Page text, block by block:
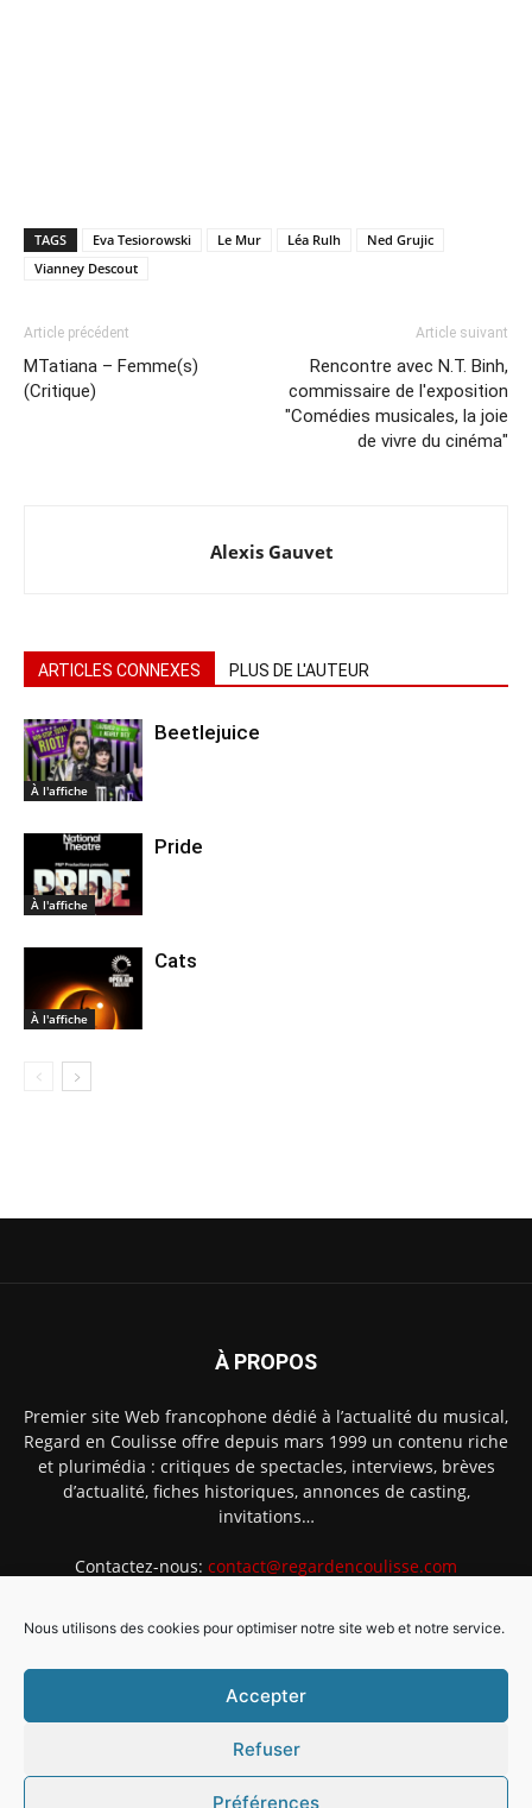
Nous utilisons des cookies pour optimiser notre site web et notre service.
Accepter
Refuser
Préférences
TAGS Eva Tesiorowski Le Mur Léa Rulh
Ned Grujic
Vianney Descout
Article précédent
MTatiana – Femme(s)
(Critique)
Article suivant
Rencontre avec N.T. Binh,
commissaire de l'exposition
"Comédies musicales, la joie
de vivre du cinéma"
Alexis Gauvet
ARTICLES CONNEXES PLUS DE L'AUTEUR
À l'affiche
Beetlejuice
À l'affiche
Pride
À l'affiche
Cats
À PROPOS
Premier site Web francophone dédié à l’actualité du musical,
Regard en Coulisse offre depuis mars 1999 un contenu riche
et plurimédia : critiques de spectacles, interviews, brèves
d’actualité, fiches historiques, annonces de casting,
invitations…
Contactez-nous: contact@regardencoulisse.com